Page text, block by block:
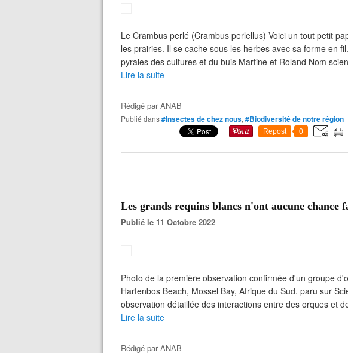
Le Crambus perlé (Crambus perlellus) Voici un tout petit
les prairies. Il se cache sous les herbes avec sa forme en
pyrales des cultures et du buis Martine et Roland Nom
Lire la suite
Rédigé parANAB
Publié dans#Insectes de chez nous, #Biodiversité de notre région
Repost 0
Les grands requins blancs n'ont aucune chance
Publié le 11 Octobre 2022
Photo de la première observation confirmée d'un groupe
Hartenbos Beach, Mossel Bay, Afrique du Sud. paru sur
observation détaillée des interactions entre des orques et
Lire la suite
Rédigé parANAB